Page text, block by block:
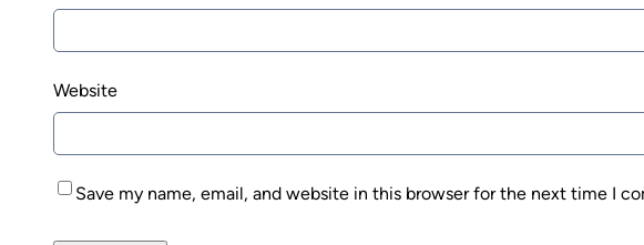
Website
Save my name, email, and website in this browser for the next time I